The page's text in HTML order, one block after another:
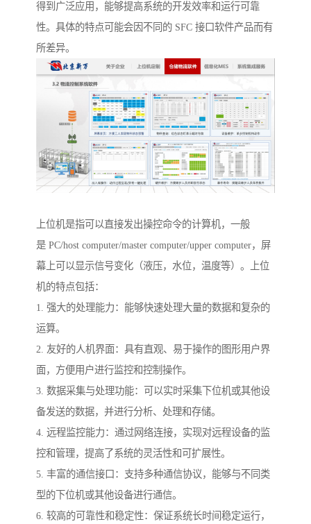
得到广泛应用，能够提高系统的开发效率和运行可靠
性。具体的特点可能会因不同的 SFC 接口软件产品而有
所差异。
上位机是指可以直接发出操控命令的计算机，一般
是 PC/host computer/master computer/upper computer，屏
幕上可以显示信号变化（液压，水位，温度等）。上位
机的特点包括：
1. 强大的处理能力：能够快速处理大量的数据和复杂的
运算。
2. 友好的人机界面：具有直观、易于操作的图形用户界
面，方便用户进行监控和控制操作。
3. 数据采集与处理功能：可以实时采集下位机或其他设
备发送的数据，并进行分析、处理和存储。
4. 远程监控能力：通过网络连接，实现对远程设备的监
控和管理，提高了系统的灵活性和可扩展性。
5. 丰富的通信接口：支持多种通信协议，能够与不同类
型的下位机或其他设备进行通信。
6. 较高的可靠性和稳定性：保证系统长时间稳定运行，